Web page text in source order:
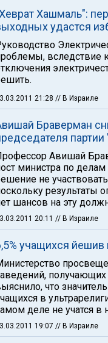
Хашмаль":
удастся
21:28 // В Израиле
Браверман
партии
Авишай
министра по
не
результаты
шансов на эту
20:11 // В Израиле
учащихся
получающих
что
в
деле не учатся в
19:07 // В Израиле